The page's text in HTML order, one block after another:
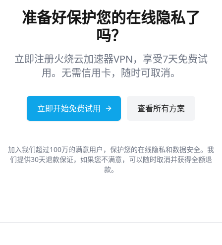
准备好保护您的在线隐私了
吗？
立即注册火烧云加速器VPN，享受7天免费试
用。无需信用卡，随时可取消。
立即开始免费试用 查看所有方案
加入我们超过100万的满意用户，保护您的在线隐私和数据安全。我
们提供30天退款保证，如果您不满意，可以随时取消并获得全额退
款。